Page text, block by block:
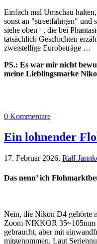
Einfach mal Umschau
sonst an "streetfähigen" und
siehe oben –, die bei
tatsächlich Geschichten
zweistellige Eurobeträge …
PS.: Es war mir nicht
meine Lieblingsmarke
0 Kommentare
Ein lohnender
17. Februar 2026, Ralf
Das nenn’ ich
Nein, die Nikon D4 gehörte
Zoom-NIKKOR 35~105mm
gebraucht, aber mit
mitgenommen. Laut